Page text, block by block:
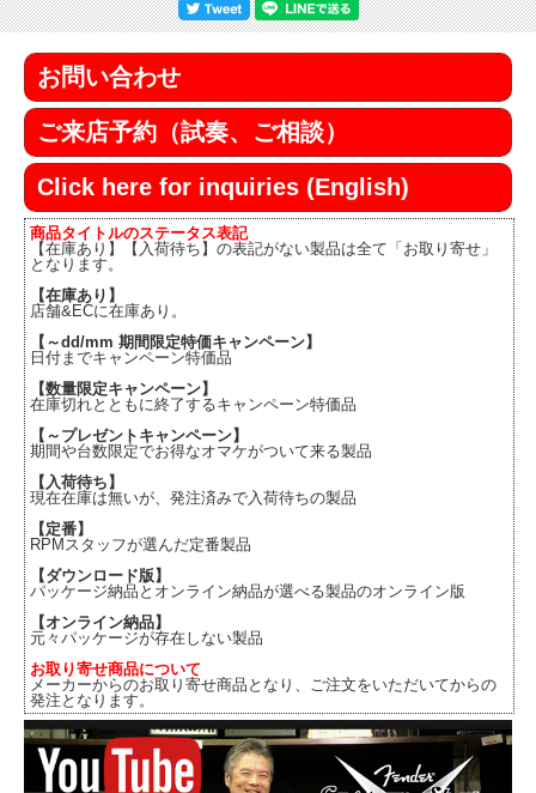
お問い合わせ
ご来店予約（試奏、ご相談）
Click here for inquiries (English)
商品タイトルのステータス表記
【在庫あり】【入荷待ち】の表記がない製品は全て「お取り寄せ」
となります。
【在庫あり】
店舗&ECに在庫あり。
【～dd/mm 期間限定特価キャンペーン】
日付までキャンペーン特価品
【数量限定キャンペーン】
在庫切れとともに終了するキャンペーン特価品
【～プレゼントキャンペーン】
期間や台数限定でお得なオマケがついて来る製品
【入荷待ち】
現在在庫は無いが、発注済みで入荷待ちの製品
【定番】
RPMスタッフが選んだ定番製品
【ダウンロード版】
パッケージ納品とオンライン納品が選べる製品のオンライン版
【オンライン納品】
元々パッケージが存在しない製品
お取り寄せ商品について
メーカーからのお取り寄せ商品となり、ご注文をいただいてからの
発注となります。